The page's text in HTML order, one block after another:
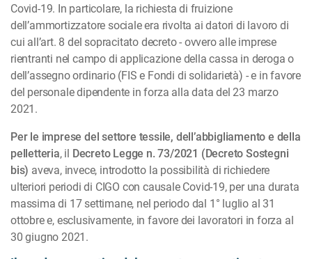
Covid-19. In particolare, la richiesta di fruizione
dell’ammortizzatore sociale era rivolta ai datori di lavoro di
cui all’art. 8 del sopracitato decreto - ovvero alle imprese
rientranti nel campo di applicazione della cassa in deroga o
dell’assegno ordinario (FIS e Fondi di solidarietà) - e in favore
del personale dipendente in forza alla data del 23 marzo
2021.
Per le imprese del settore tessile, dell’abbigliamento e della
pelletteria, il
Decreto Legge n. 73/2021 (Decreto Sostegni
bis) aveva, invece, introdotto la possibilità di richiedere
ulteriori periodi di CIGO con causale Covid-19, per una durata
massima di 17 settimane, nel periodo dal 1° luglio al 31
ottobre e, esclusivamente, in favore dei lavoratori in forza al
30 giugno 2021.